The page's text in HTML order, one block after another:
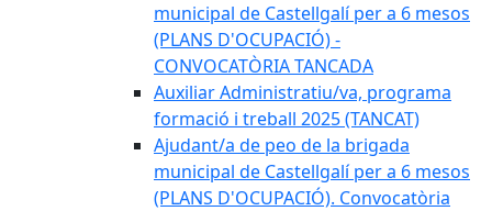
municipal de Castellgalí per a 6 mesos
(PLANS D'OCUPACIÓ) -
CONVOCATÒRIA TANCADA
Auxiliar Administratiu/va, programa
formació i treball 2025 (TANCAT)
Ajudant/a de peo de la brigada
municipal de Castellgalí per a 6 mesos
(PLANS D'OCUPACIÓ). Convocatòria